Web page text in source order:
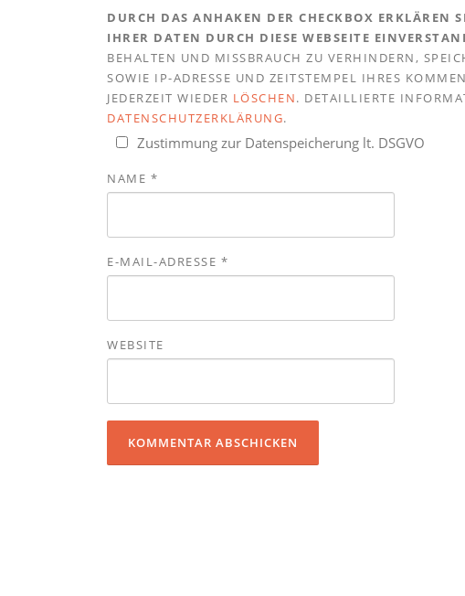
DURCH DAS ANHAKEN DER CHECKBOX ERKLÄREN
IHRER DATEN DURCH DIESE WEBSEITE
BEHALTEN UND MISSBRAUCH ZU VERHINDERN,
SOWIE IP-ADRESSE UND ZEITSTEMPEL IHRES
JEDERZEIT WIEDER LÖSCHEN. DETAILLIERTE
DATENSCHUTZERKLÄRUNG.
Zustimmung zur Datenspeicherung lt. DSGVO
NAME *
E-MAIL-ADRESSE *
WEBSITE